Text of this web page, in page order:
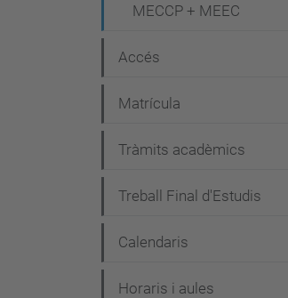
MECCP + MEEC
Accés
Matrícula
Tràmits acadèmics
Treball Final d'Estudis
Calendaris
Horaris i aules